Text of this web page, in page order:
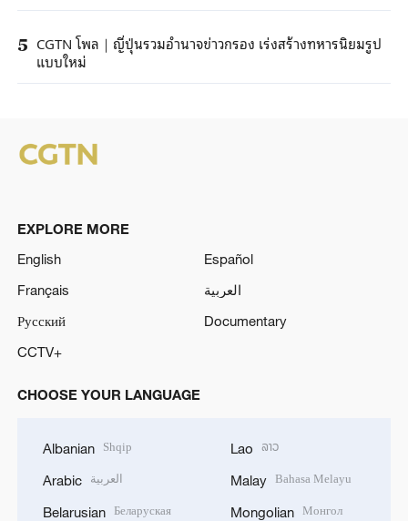
5 CGTN โพล｜ญี่ปุ่นรวมอำนาจข่าวกรอง เร่งสร้างทหารนิยมรูป
แบบใหม่
EXPLORE MORE
English
Español
Français
العربية
Русский
Documentary
CCTV+
CHOOSE YOUR LANGUAGE
Albanian Shqip
Arabic العربية
Belarusian Беларуская
Lao ລາວ
Malay Bahasa Melayu
Mongolian Монгол